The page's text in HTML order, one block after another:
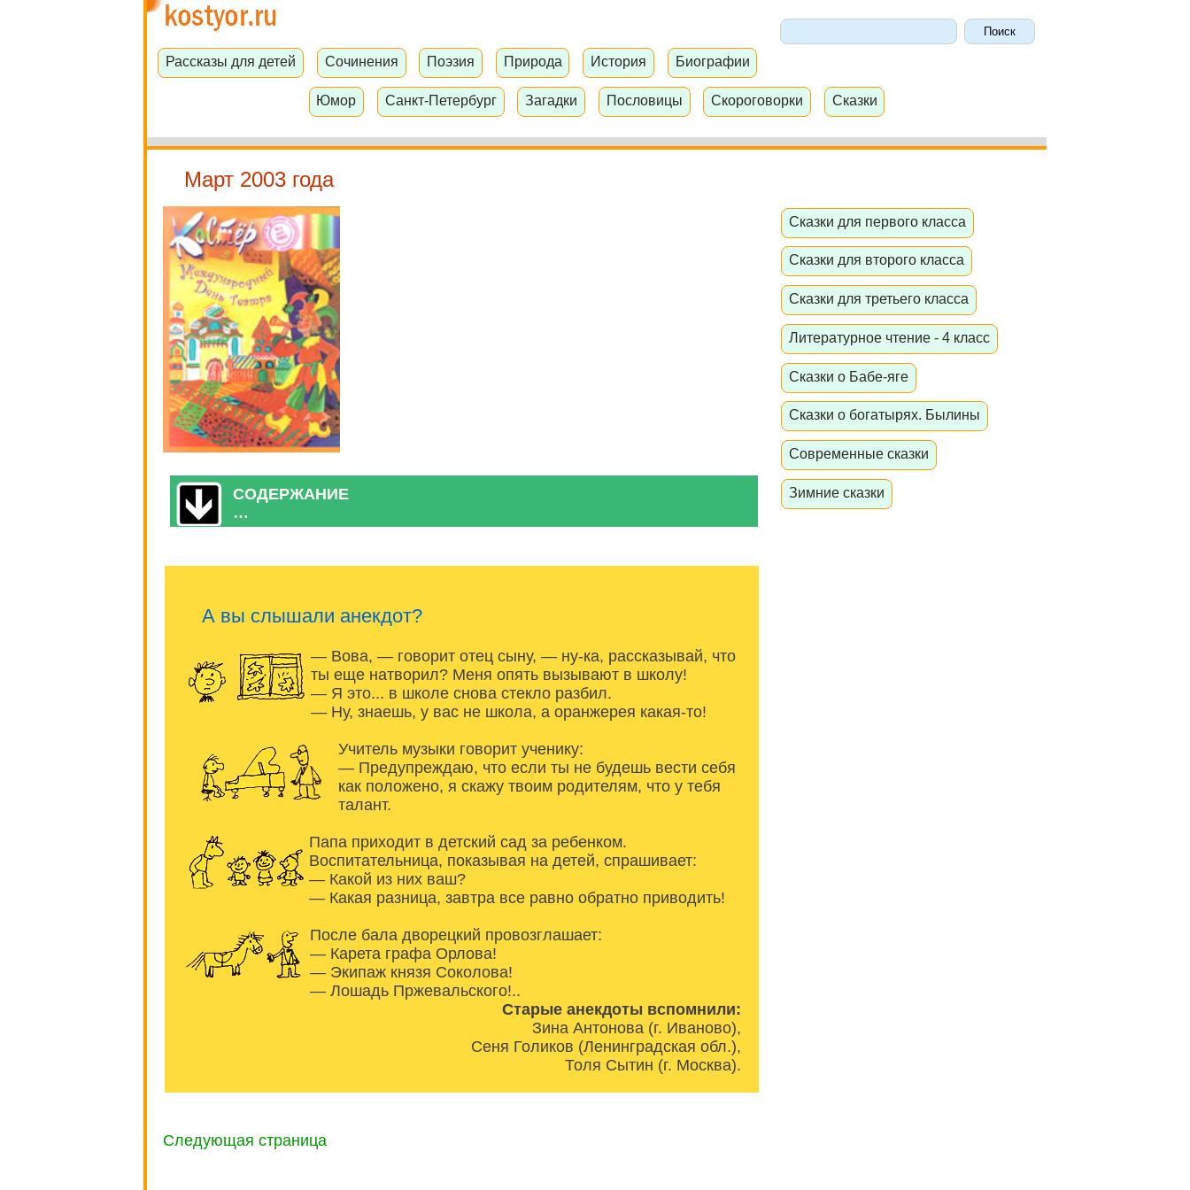
Рассказы для детей Сочинения Поэзия Природа История Биографии
Юмор Санкт-Петербург Загадки Пословицы Скороговорки Сказки
Март 2003 года
СОДЕРЖАНИЕ
…
А вы слышали анекдот?
— Вова, — говорит отец сыну, — ну-ка, рассказывай, что
ты еще натворил? Меня опять вызывают в школу!
— Я это... в школе снова стекло разбил.
— Ну, знаешь, у вас не школа, а оранжерея какая-то!
Учитель музыки говорит ученику:
— Предупреждаю, что если ты не будешь вести себя
как положено, я скажу твоим родителям, что у тебя
талант.
Папа приходит в детский сад за ребенком.
Воспитательница, показывая на детей, спрашивает:
— Какой из них ваш?
— Какая разница, завтра все равно обратно приводить!
После бала дворецкий провозглашает:
— Карета графа Орлова!
— Экипаж князя Соколова!
— Лошадь Пржевальского!..
Старые анекдоты вспомнили:
Зина Антонова (г. Иваново),
Сеня Голиков (Ленинградская обл.),
Толя Сытин (г. Москва).
Следующая страница
Сказки для первого класса
Сказки для второго класса
Сказки для третьего класса
Литературное чтение - 4 класс
Сказки о Бабе-яге
Сказки о богатырях. Былины
Современные сказки
Зимние сказки